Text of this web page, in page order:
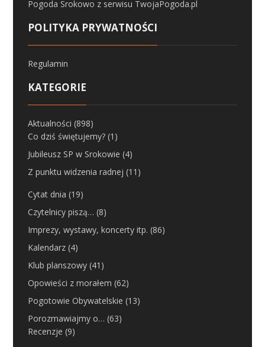
Pogoda Srokowo z serwisu TwojaPogoda.pl
POLITYKA PRYWATNOŚCI
Regulamin
KATEGORIE
Aktualności (898)
Co dziś świętujemy?(1)
Jubileusz SP w Srokowie (4)
Z punktu widzenia radnej (11)
Cytat dnia (19)
Czytelnicy piszą… (8)
Imprezy, wystawy, koncerty itp. (86)
Kalendarz(4)
Klub planszowy(41)
Opowieści z morałem (62)
Pogotowie Obywatelskie (13)
Porozmawiajmy o… (63)
Recenzje (9)